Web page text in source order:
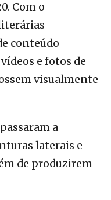
Com o
conteúdo
e fotos de
visualmente
a
laterais e
de produzirem